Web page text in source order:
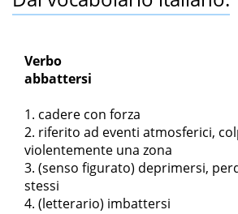
Verbo
abbattersi
cadere con forza
riferito ad eventi atmosferici,
violentemente una zona
(senso figurato) deprimersi,
stessi
(letterario) imbattersi